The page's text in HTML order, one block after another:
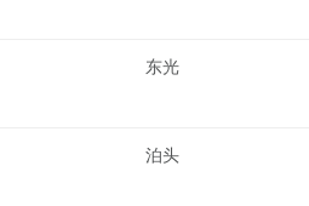
东光
泊头